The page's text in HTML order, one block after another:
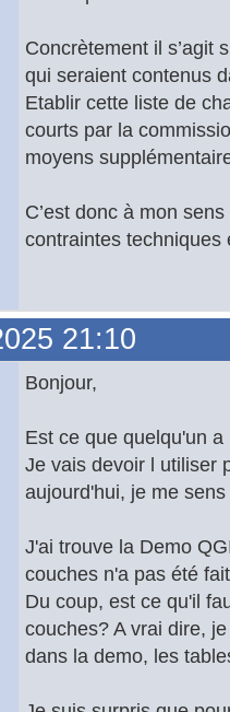
Concrètement il s’agit
qui seraient contenus
Etablir cette liste de
courts par la
moyens
C’est donc à mon
contraintes techniques
21:10
Bonjour,
Est ce que quelqu'un
Je vais devoir l utiliser
aujourd'hui, je me
J'ai trouve la Demo
couches n'a pas été
Du coup, est ce qu'il
couches? A vrai dire,
dans la demo, les